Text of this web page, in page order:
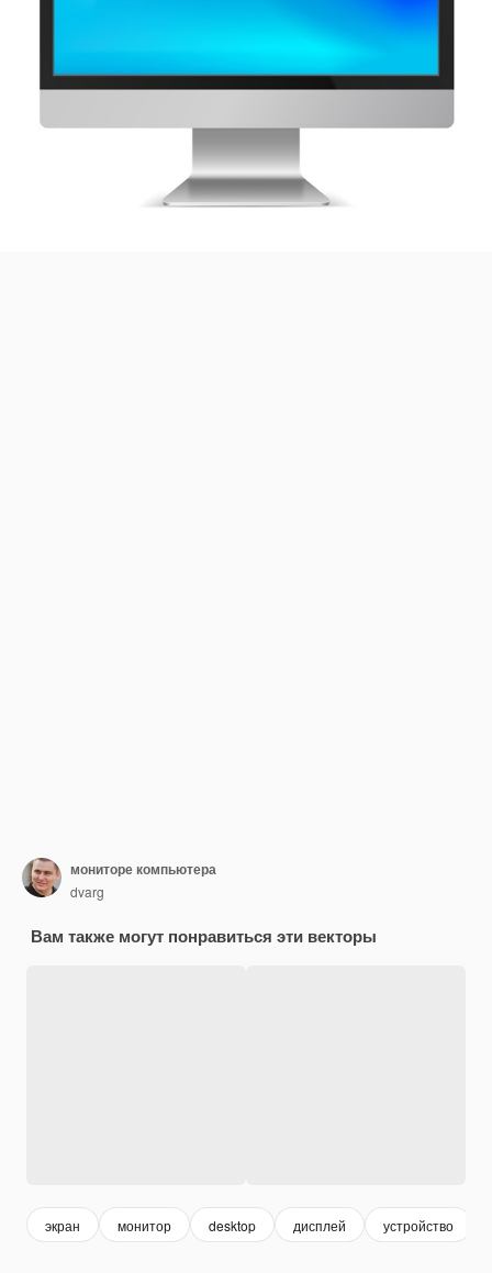
мониторе компьютера
dvarg
Вам также могут понравиться эти векторы
экран монитор desktop дисплей устройство